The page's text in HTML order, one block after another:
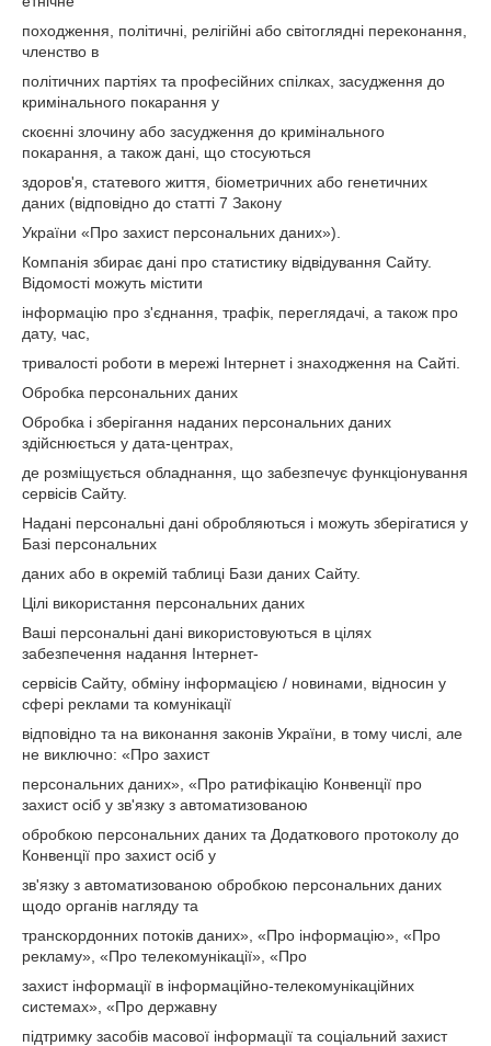
походження, політичні, релігійні або світоглядні переконання,
членство в
політичних партіях та професійних спілках, засудження до
кримінального покарання у
скоєнні злочину або засудження до кримінального
покарання, а також дані, що стосуються
здоров'я, статевого життя, біометричних або генетичних
даних (відповідно до статті 7 Закону
України «Про захист персональних даних»).
Компанія збирає дані про статистику відвідування Сайту.
Відомості можуть містити
інформацію про з'єднання, трафік, переглядачі, а також про
дату, час,
тривалості роботи в мережі Інтернет і знаходження на Сайті.
Обробка персональних даних
Обробка і зберігання наданих персональних даних
здійснюється у дата-центрах,
де розміщується обладнання, що забезпечує функціонування
сервісів Сайту.
Надані персональні дані обробляються і можуть зберігатися у
Базі персональних
даних або в окремій таблиці Бази даних Сайту.
Цілі використання персональних даних
Ваші персональні дані використовуються в цілях
забезпечення надання Інтернет-
сервісів Сайту, обміну інформацією / новинами, відносин у
сфері реклами та комунікації
відповідно та на виконання законів України, в тому числі, але
не виключно: «Про захист
персональних даних», «Про ратифікацію Конвенції про
захист осіб у зв'язку з автоматизованою
обробкою персональних даних та Додаткового протоколу до
Конвенції про захист осіб у
зв'язку з автоматизованою обробкою персональних даних
щодо органів нагляду та
транскордонних потоків даних», «Про інформацію», «Про
рекламу», «Про телекомунікації», «Про
захист інформації в інформаційно-телекомунікаційних
системах», «Про державну
підтримку засобів масової інформації та соціальний захист